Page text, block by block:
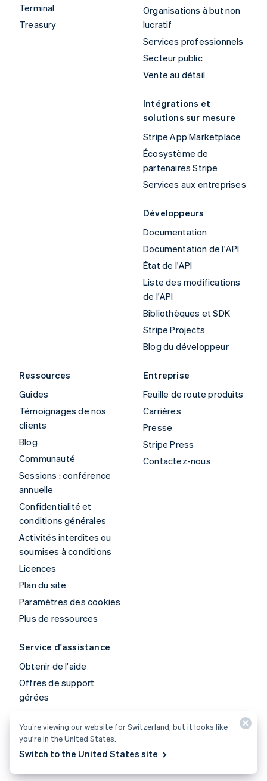
Terminal
Treasury
Organisations à but non
lucratif
Services professionnels
Secteur public
Vente au détail
Intégrations et
solutions sur mesure
Stripe App Marketplace
Écosystème de
partenaires Stripe
Services aux entreprises
Développeurs
Documentation
Documentation de l'API
État de l'API
Liste des modifications
de l'API
Bibliothèques et SDK
Stripe Projects
Blog du développeur
Ressources
Guides
Témoignages de nos
clients
Blog
Communauté
Sessions : conférence
annuelle
Confidentialité et
conditions générales
Activités interdites ou
soumises à conditions
Licences
Plan du site
Paramètres des cookies
Plus de ressources
Entreprise
Feuille de route produits
Carrières
Presse
Stripe Press
Contactez-nous
Service d'assistance
Obtenir de l'aide
Offres de support
gérées
© 2026 Stripe, LLC
You’re viewing our website for Switzerland, but it looks like
you’re in the United States.
Switch to the United States site